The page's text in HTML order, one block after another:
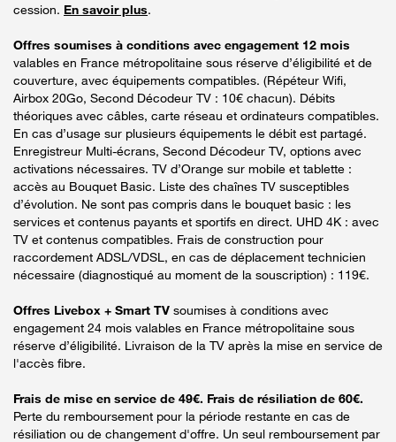
cession. En savoir plus.
Offres soumises à conditions avec engagement 12 mois
valables en France métropolitaine sous réserve d’éligibilité et de
couverture, avec équipements compatibles. (Répéteur Wifi,
Airbox 20Go, Second Décodeur TV : 10€ chacun). Débits
théoriques avec câbles, carte réseau et ordinateurs compatibles.
En cas d’usage sur plusieurs équipements le débit est partagé.
Enregistreur Multi-écrans, Second Décodeur TV, options avec
activations nécessaires. TV d’Orange sur mobile et tablette :
accès au Bouquet Basic. Liste des chaînes TV susceptibles
d’évolution. Ne sont pas compris dans le bouquet basic : les
services et contenus payants et sportifs en direct. UHD 4K : avec
TV et contenus compatibles. Frais de construction pour
raccordement ADSL/VDSL, en cas de déplacement technicien
nécessaire (diagnostiqué au moment de la souscription) : 119€.
Offres Livebox + Smart TV soumises à conditions avec
engagement 24 mois valables en France métropolitaine sous
réserve d’éligibilité. Livraison de la TV après la mise en service de
l'accès fibre.
Frais de mise en service de 49€. Frais de résiliation de 60€.
Perte du remboursement pour la période restante en cas de
résiliation ou de changement d'offre. Un seul remboursement par